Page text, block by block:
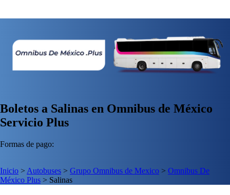
Boletos a Salinas en Omnibus de México
Servicio Plus
Formas de pago:
Inicio > Autobuses > Grupo Omnibus de Mexico > Omnibus De
México Plus > Salinas